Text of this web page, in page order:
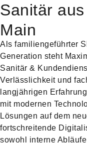
Sanitär
Main
Als familiengeführter
Generation steht
Sanitär &
Verlässlichkeit und
langjährigen
mit modernen
Lösungen auf dem
fortschreitende
sowohl interne